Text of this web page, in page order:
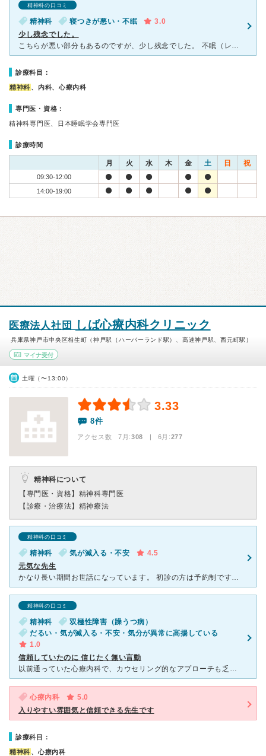
精神科の口コミ
精神科 寝つきが悪い・不眠
3.0
少し残念でした。
こちらが悪い部分もあるのですが、少し残念でした。 不眠（レストレッグス？）で診察に伺いました。 こちらが「何かおっしゃりたいことは？」と聞かれて 上手く答えられなかったことが悪かったとは
診療科目：
精神科 、内科、心療内科
専門医・資格：
精神科専門医、日本睡眠学会専門医
診療時間
月 火 水 木 金 土 日 祝
09:30-12:00
14:00-19:00
医療法人社団 しば心療内科クリニック
兵庫県神戸市中央区相生町（神戸駅（ハーバーランド駅）、高速神戸駅、西元町駅）
マイナ受付
土曜（〜13:00）
3.33
8件
アクセス数 7月:308 | 6月:277
精神科について
【専門医・資格】 精神科専門医
【診療・治療法】 精神療法
精神科の口コミ
精神科 気が滅入る・不安
4.5
元気な先生
かなり長い期間お世話になっています。 初診の方は予約制ですが、再診は予約不要で好きな時に行くことができます。 待ち時間はまちまちで、1時間以上待つこともあれば10分と待たずに診てもらえることもあり
精神科の口コミ
精神科
双極性障害（躁うつ病）
だるい・気が滅入る・不安・気分が異常に高揚している
1.0
信頼していたのに 信じたく無い言動
以前通っていた心療内科で、カウセリング的なアプローチも乏しく、薬も一方的に増やされる事に懐疑的な気持ちになり、同じような病状をもつ人の勧めで通い始めました。 先ず、この病院には「セカンドオピニオン」
心療内科
5.0
入りやすい雰囲気と信頼できる先生です
診療科目：
精神科 、心療内科